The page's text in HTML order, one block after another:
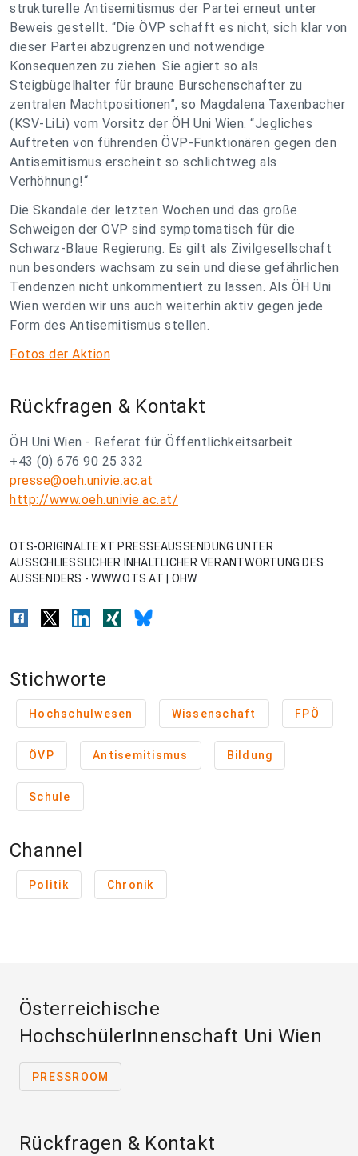
strukturelle Antisemitismus der Partei erneut unter
Beweis gestellt. “Die ÖVP schafft es nicht, sich klar von
dieser Partei abzugrenzen und notwendige
Konsequenzen zu ziehen. Sie agiert so als
Steigbügelhalter für braune Burschenschafter zu
zentralen Machtpositionen”, so Magdalena Taxenbacher
(KSV-LiLi) vom Vorsitz der ÖH Uni Wien. “Jegliches
Auftreten von führenden ÖVP-Funktionären gegen den
Antisemitismus erscheint so schlichtweg als
Verhöhnung!“
Die Skandale der letzten Wochen und das große
Schweigen der ÖVP sind symptomatisch für die
Schwarz-Blaue Regierung. Es gilt als Zivilgesellschaft
nun besonders wachsam zu sein und diese gefährlichen
Tendenzen nicht unkommentiert zu lassen. Als ÖH Uni
Wien werden wir uns auch weiterhin aktiv gegen jede
Form des Antisemitismus stellen.
Fotos der Aktion
Rückfragen & Kontakt
ÖH Uni Wien - Referat für Öffentlichkeitsarbeit
+43 (0) 676 90 25 332
presse@oeh.univie.ac.at
http://www.oeh.univie.ac.at/
OTS-ORIGINALTEXT PRESSEAUSSENDUNG UNTER
AUSSCHLIESSLICHER INHALTLICHER VERANTWORTUNG DES
AUSSENDERS - WWW.OTS.AT | OHW
Stichworte
Hochschulwesen Wissenschaft FPÖ
ÖVP Antisemitismus Bildung
Schule
Channel
Politik Chronik
Österreichische
HochschülerInnenschaft Uni Wien
PRESSROOM
Rückfragen & Kontakt